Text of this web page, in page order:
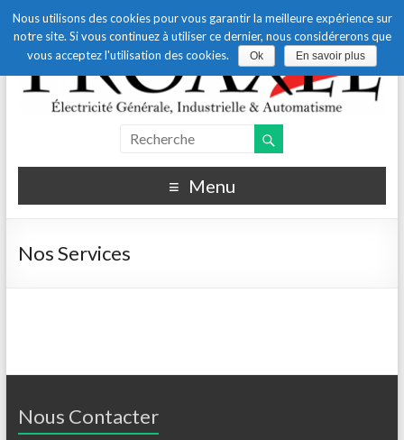
PROAXEL
Menu
Nos Services
Nous Contacter
Nous utilisons des cookies pour vous garantir la meilleure expérience sur
notre site. Si vous continuez à utiliser ce dernier, nous considérerons que
vous acceptez l'utilisation des cookies.
Ok En savoir plus